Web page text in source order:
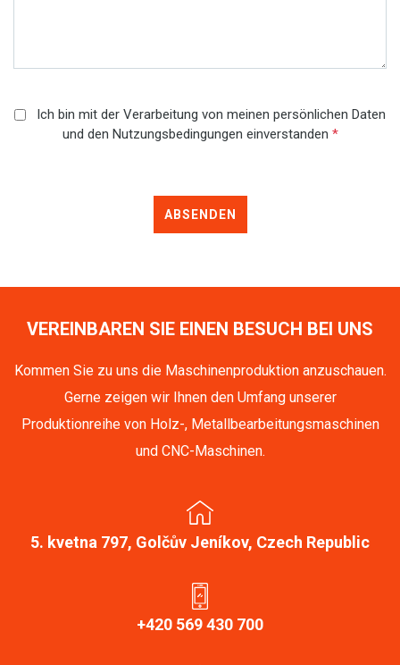
Ich bin mit der Verarbeitung von meinen persönlichen Daten
und den Nutzungsbedingungen einverstanden *
ABSENDEN
VEREINBAREN SIE EINEN BESUCH BEI UNS
Kommen Sie zu uns die Maschinenproduktion anzuschauen.
Gerne zeigen wir Ihnen den Umfang unserer
Produktionreihe von Holz-, Metallbearbeitungsmaschinen
und CNC-Maschinen.
5. kvetna 797, Golčův Jeníkov, Czech Republic
+420 569 430 700